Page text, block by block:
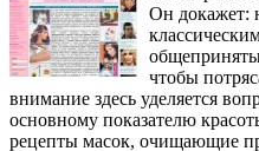
Он докажет:
чтобы
внимание здесь уделяется
основному показателю
рецепты масок, очищающие